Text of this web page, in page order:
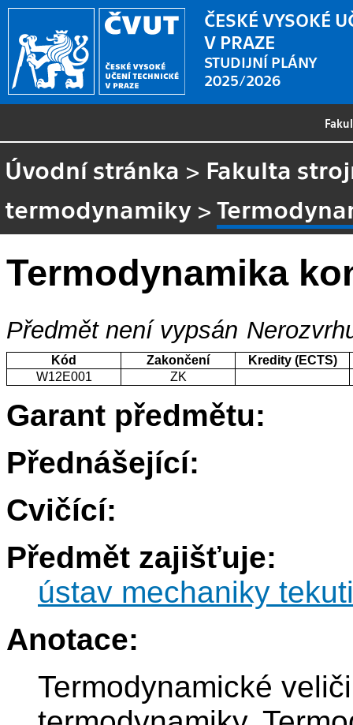
ČESKÉ VYSOKÉ
V PRAZE
STUDIJNÍ PLÁNY
2025/2026
Úvodní stránka > Fakulta
termodynamiky >
Termodynamika
Předmět není vypsán
Kód Zakončení
Kredity (ECTS)
W12E001
ZK
Garant předmětu:
Přednášející:
Cvičící:
Předmět zajišťuje:
ústav mechaniky
Anotace:
Termodynamické